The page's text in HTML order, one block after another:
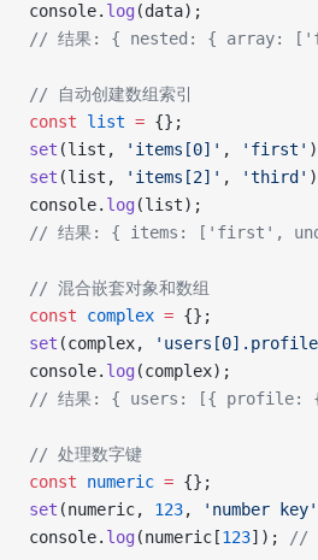
console. log (data);
// 结果: { nested: { array:
// 自动创建数组索引
const list = {};
set (list, 'items[0]' , 'first'
set (list, 'items[2]' , 'third'
console. log (list);
// 结果: { items: ['first',
// 混合嵌套对象和数组
const complex = {};
set (complex,
console. log (complex);
// 结果: { users: [{ profile:
// 处理数字键
const numeric = {};
set (numeric, 123, 'number key'
console. log (numeric[123]); //